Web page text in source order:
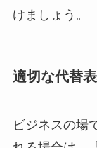
けましょう。
適切な代替
ビジネスの場